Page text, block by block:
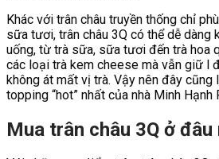
Khác với trân châu truyền thống chỉ
sữa tươi, trân châu 3Q có thể dễ
uống, từ trà sữa, sữa tươi đến trà hoa
các loại trà kem cheese mà vẫn giữ l
không át mất vị trà. Vậy nên đây cũng
topping “hot” nhất của nhà Minh Hạnh
Mua trân châu 3Q ở đâu